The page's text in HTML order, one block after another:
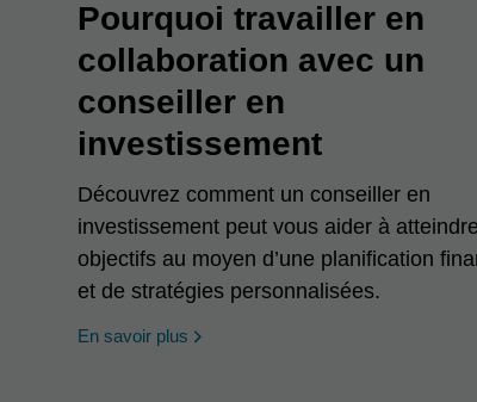
Pourquoi travailler en
collaboration avec un
conseiller en
investissement
Découvrez comment un conseiller en
investissement peut vous aider à
objectifs au moyen d’une planification
et de stratégies personnalisées.
En savoir plus